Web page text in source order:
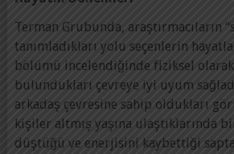
Terman Grubunda, araştırmacıların
tanımladıkları yolu seçenlerin
bölümü incelendiğinde fiziksel
bulundukları çevreye iyi uyum
arkadaş çevresine sahip oldukları
kişiler altmış yaşına ulaştıklarında
düştüğü ve enerjisini kaybettiği